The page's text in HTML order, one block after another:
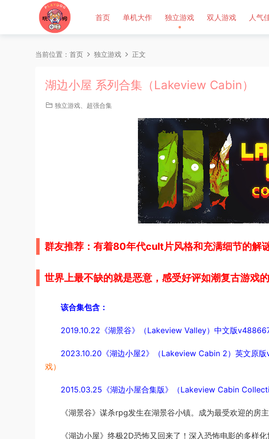
首页 单机大作 独立游戏 双人游戏 人气
当前位置： 首页 独立游戏 正文
湖边小屋 系列合集（Lakeview Cabin）
独立游戏 超强合集
群友推荐：有着80年代cult片风格和充满细节的解
世界上最不缺的就是恶意，感受好评如潮复古游戏
该合集包含：
2019.10.22《湖景谷》（Lakeview Valley）中文版
2023.10.20《湖边小屋2》（Lakeview Cabin 2）英文原版
戏）
2015.03.25《湖边小屋合集版》（Lakeview Cabin
《湖景谷》谋杀rpg发生在湖景谷小镇。成为最受欢迎的房
《湖边小屋》终极2D恐怖又回来了！深入恐怖电影的多样